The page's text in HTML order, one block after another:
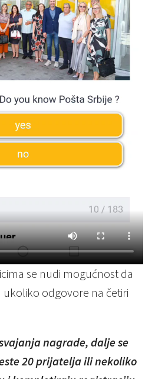
se nudi mogućnost da
ukoliko odgovore na četiri
nagrade, dalje se
20 prijatelja ili nekoliko